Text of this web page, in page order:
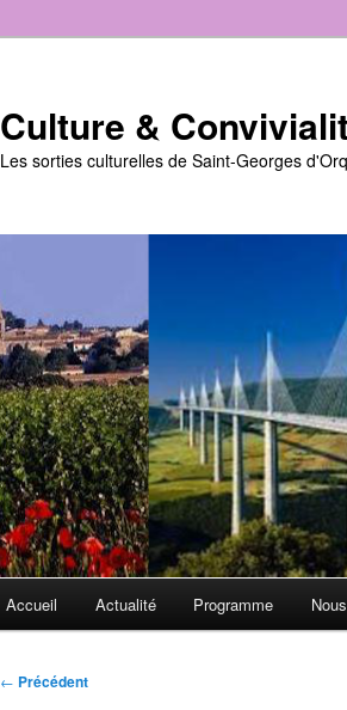
Culture &
Les sorties culturelles de Saint-Georges
Accueil Actualité Programme
Navigation
← Précédent